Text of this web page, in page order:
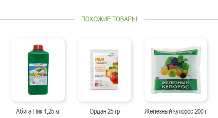
ПОХОЖИЕ ТОВАРЫ
Абига-Пик 1,25 кг Ордан 25 гр Железный купорос 200 г